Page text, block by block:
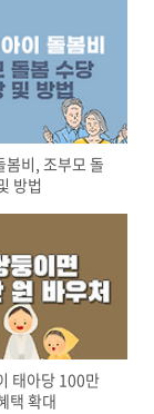
봄비, 조부모 돌
방법
태아당 100만
택 확대